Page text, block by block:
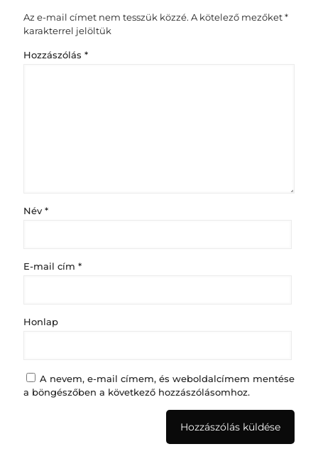
Az e-mail címet nem tesszük közzé. A kötelező mezőket*
karakterrel jelöltük
Hozzászólás *
Név *
E-mail cím *
Honlap
A nevem, e-mail címem, és weboldalcímem mentése
a böngészőben a következő hozzászólásomhoz.